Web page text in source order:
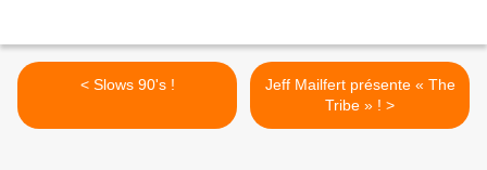
< Slows 90's !
Jeff Mailfert présente « The
Tribe » ! >